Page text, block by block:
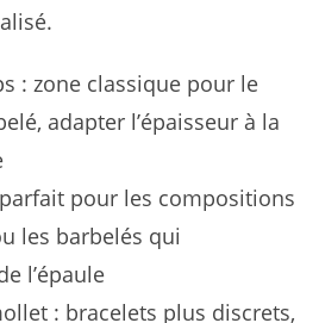
: zone classique pour le
adapter l’épaisseur à la
pour les compositions
les barbelés qui
l’épaule
: bracelets plus discrets,